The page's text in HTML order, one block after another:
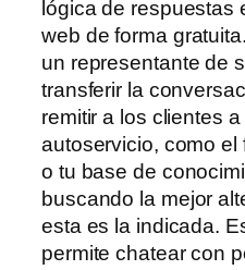
lógica de respuestas
web de forma
un representante de
transferir la
remitir a los clientes
autoservicio, como el
o tu base de
buscando la mejor
esta es la indicada.
permite chatear con